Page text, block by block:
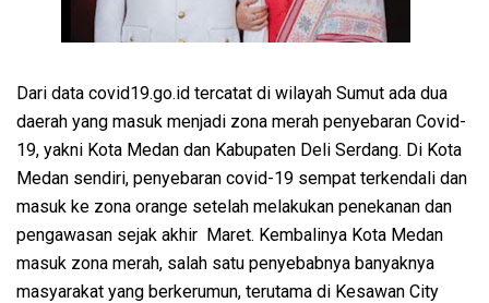
Dari data covid19.go.id tercatat di wilayah Sumut ada dua
daerah yang masuk menjadi zona merah penyebaran Covid-
19, yakni Kota Medan dan Kabupaten Deli Serdang. Di Kota
Medan sendiri, penyebaran covid-19 sempat terkendali dan
masuk ke zona orange setelah melakukan penekanan dan
pengawasan sejak akhir Maret. Kembalinya Kota Medan
masuk zona merah, salah satu penyebabnya banyaknya
masyarakat yang berkerumun, terutama di Kesawan City